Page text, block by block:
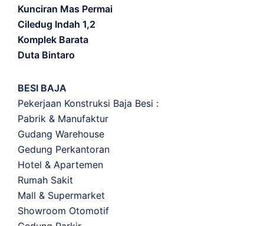
Kunciran Mas Permai
Ciledug Indah 1,2
Komplek Barata
Duta Bintaro
BESI BAJA
Pekerjaan Konstruksi Baja Besi :
Pabrik & Manufaktur
Gudang Warehouse
Gedung Perkantoran
Hotel & Apartemen
Rumah Sakit
Mall & Supermarket
Showroom Otomotif